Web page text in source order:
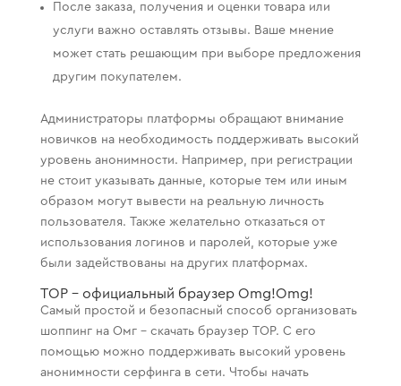
После заказа, получения и оценки товара или
услуги важно оставлять отзывы. Ваше мнение
может стать решающим при выборе предложения
другим покупателем.
Администраторы платформы обращают внимание
новичков на необходимость поддерживать высокий
уровень анонимности. Например, при регистрации
не стоит указывать данные, которые тем или иным
образом могут вывести на реальную личность
пользователя. Также желательно отказаться от
использования логинов и паролей, которые уже
были задействованы на других платформах.
ТОР – официальный браузер Omg!Omg!
Самый простой и безопасный способ организовать
шоппинг на Омг – скачать браузер ТОР. С его
помощью можно поддерживать высокий уровень
анонимности серфинга в сети. Чтобы начать